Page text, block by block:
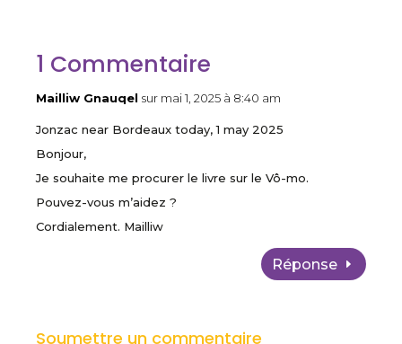
1 Commentaire
Mailliw Gnauqel sur mai 1, 2025 à 8:40 am
Jonzac near Bordeaux today, 1 may 2025
Bonjour,
Je souhaite me procurer le livre sur le Vô-mo.
Pouvez-vous m’aidez ?
Cordialement. Mailliw
Réponse
Soumettre un commentaire